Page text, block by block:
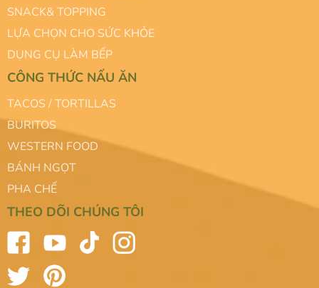
SNACK& TOPPING
LỰA CHỌN CHO SỨC KHỎE
DỤNG CỤ LÀM BẾP
CÔNG THỨC NẤU ĂN
TACOS / TORTILLAS
BURITOS
WESTERN FOOD
BÁNH NGỌT
PHA CHẾ
THEO DÕI CHÚNG TÔI